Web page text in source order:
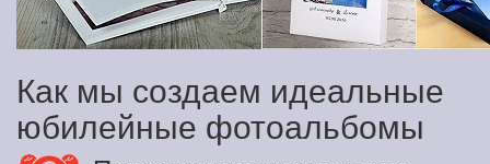
Как мы создаем идеальные
юбилейные фотоальбомы